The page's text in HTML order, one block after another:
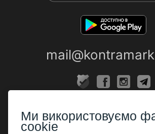
Каси
Ми використовуємо
cookie